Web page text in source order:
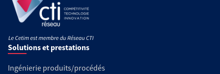
Solutions et prestations
Ingénierie produits/procédés